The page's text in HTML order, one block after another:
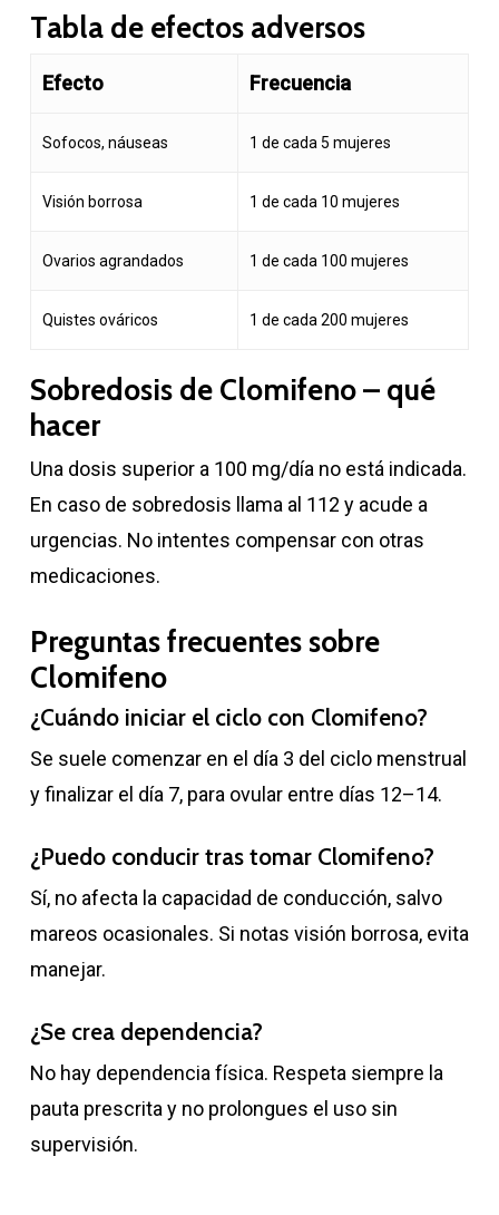
Tabla de efectos adversos
Efecto Frecuencia
Sofocos, náuseas 1 de cada 5 mujeres
Visión borrosa 1 de cada 10 mujeres
Ovarios agrandados 1 de cada 100 mujeres
Quistes ováricos 1 de cada 200 mujeres
Sobredosis de Clomifeno – qué
hacer
Una dosis superior a 100 mg/día no está indicada.
En caso de sobredosis llama al 112 y acude a
urgencias. No intentes compensar con otras
medicaciones.
Preguntas frecuentes sobre
Clomifeno
¿Cuándo iniciar el ciclo con Clomifeno?
Se suele comenzar en el día 3 del ciclo menstrual
y finalizar el día 7, para ovular entre días 12–14.
¿Puedo conducir tras tomar Clomifeno?
Sí, no afecta la capacidad de conducción, salvo
mareos ocasionales. Si notas visión borrosa, evita
manejar.
¿Se crea dependencia?
No hay dependencia física. Respeta siempre la
pauta prescrita y no prolongues el uso sin
supervisión.